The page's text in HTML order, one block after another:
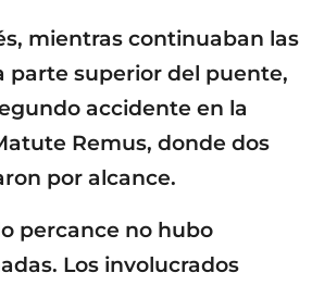
mientras continuaban las
parte superior del puente,
accidente en la
Remus, donde dos
por alcance.
percance no hubo
Los involucrados